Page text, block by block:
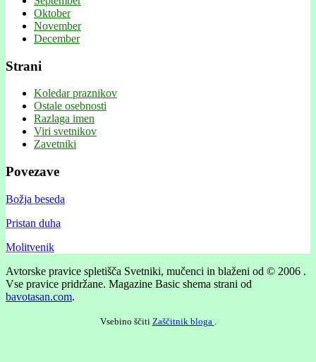
Oktober
November
December
Strani
Koledar praznikov
Ostale osebnosti
Razlaga imen
Viri svetnikov
Zavetniki
Povezave
Božja beseda
Pristan duha
Molitvenik
Avtorske pravice spletišča Svetniki, mučenci in blaženi od © 2006 .
Vse pravice pridržane. Magazine Basic shema strani od
bavotasan.com.
Vsebino ščiti Zaščitnik bloga